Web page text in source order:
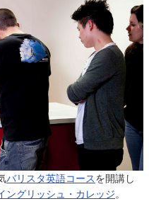
バリスタ英語コースを開講し
ングリッシュ・カレッジ。